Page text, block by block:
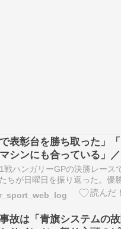
で表彰台を勝ち取った」
シンにも合っている」
コメント（2）
戦ハンガリーGPの決勝レース
ちが日曜日を振り返った。優
・ノリス（マクラーレン）、
（レッドブル）、アンドレア
セデス）、シャルル・ルクレ
故は「青旗システムの